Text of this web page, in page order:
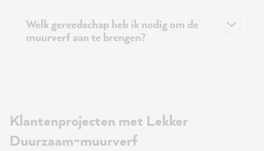
Welk gereedschap heb ik nodig om de
muurverf aan te brengen?
Klantenprojecten met Lekker
Duurzaam-muurverf